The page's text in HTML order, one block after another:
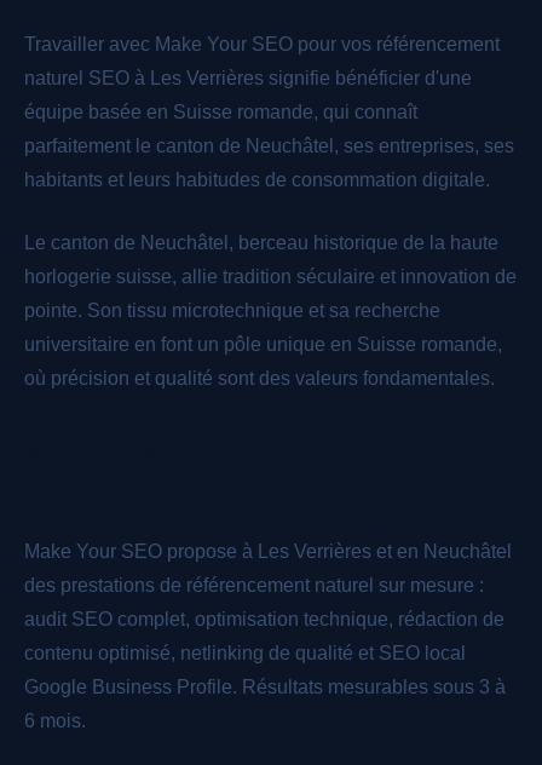
Travailler avec Make Your SEO pour vos référencement
naturel SEO à Les Verrières signifie bénéficier d'une
équipe basée en Suisse romande, qui connaît
parfaitement le canton de Neuchâtel, ses entreprises, ses
habitants et leurs habitudes de consommation digitale.
Le canton de Neuchâtel, berceau historique de la haute
horlogerie suisse, allie tradition séculaire et innovation de
pointe. Son tissu microtechnique et sa recherche
universitaire en font un pôle unique en Suisse romande,
où précision et qualité sont des valeurs fondamentales.
Make Your SEO propose à Les Verrières et en Neuchâtel
des prestations de référencement naturel sur mesure :
audit SEO complet, optimisation technique, rédaction de
contenu optimisé, netlinking de qualité et SEO local
Google Business Profile. Résultats mesurables sous 3 à
6 mois.